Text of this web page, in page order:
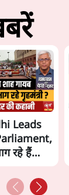
Leads
रहे हैं